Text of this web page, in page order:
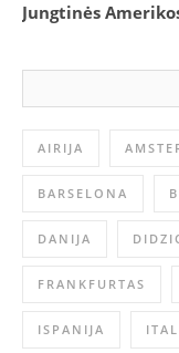
Jungtinės
AIRIJA
BARSELONA
DANIJA
FRANKFURTAS
ISPANIJA